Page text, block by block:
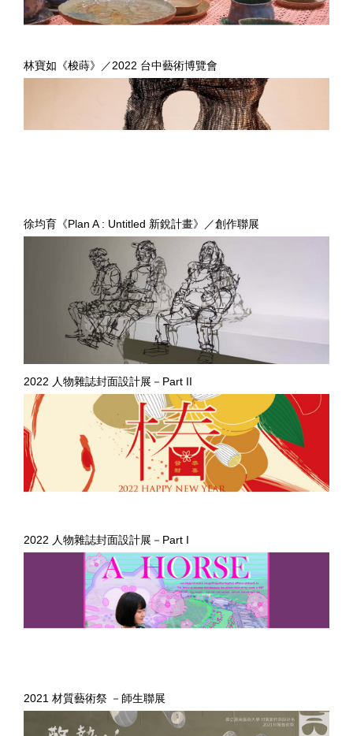
林寶如《梭蒔》／2022 台中藝術博覽會
徐均育《Plan A : Untitled 新銳計畫》／創作聯展
2022 人物雜誌封面設計展－Part II
2022 人物雜誌封面設計展－Part I
2021 材質藝術祭 －師生聯展